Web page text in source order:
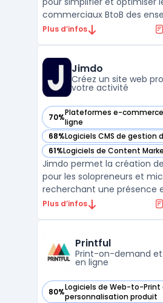
commerciaux BtoB des
grossistes, distributeurs et
application mobile SFA
de vente, Quickorder facilite
Plus d’infos
Jimdo
Créez un site web
votre activité
70%Plateformes e-
ligne
— voir Jimdo dans cette
68%Logiciels CMS de gestion
— voir Jimdo dans cette
61%Logiciels de Content
— voir Jimdo dans cette
Jimdo permet la création
pour les solopreneurs et
recherchant une présence
structurée sans nécessité
les tâches liées à la
lesq ...
Plus d’infos
Printful
Print-on-demand et
en ligne
80%Logiciels de Web-to-Print
personnalisation produit
— voir Printful dans cette